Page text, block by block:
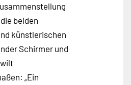
beiden
künstlerischen
Schirmer und
„Ein